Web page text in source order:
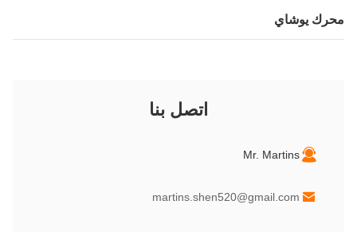
يوشاي
اتصل بنا
Mr. Martins
martins.shen520@gmail.com